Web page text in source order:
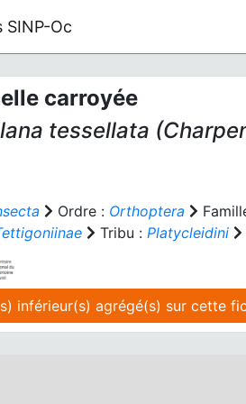
SINP-Oc
carroyée
tessellata
Ordre : Orthoptera
Tribu : Platycleidini
taxon(s)